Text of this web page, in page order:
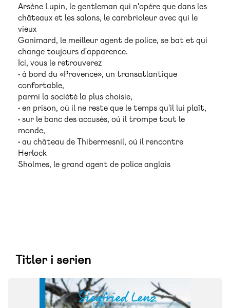
Arsène Lupin, le gentleman qui n'opère que dans les
châteaux et les salons, le cambrioleur avec qui le
vieux
Ganimard, le meilleur agent de police, se bat et qui
change toujours d'apparence.
Ici, vous le retrouverez
• à bord du «Provence», un transatlantique
confortable,
parmi la société la plus choisie,
• en prison, où il ne reste que le temps qu'il lui plaît,
• sur le banc des accusés, où il trompe tout le
monde,
• au château de Thibermesnil, où il rencontre
Herlock
Sholmes, le grand agent de police anglais
Titler i serien